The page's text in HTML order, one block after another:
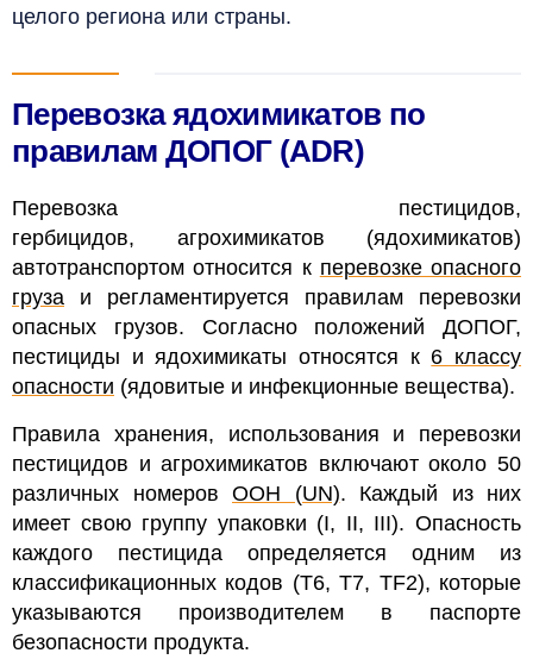
целого региона или страны.
Перевозка ядохимикатов по
правилам ДОПОГ (ADR)
Перевозка пестицидов,
гербицидов,
агрохимикатов (ядохимикатов)
автотранспортом относится к перевозке опасного
груза и регламентируется правилам перевозки
опасных грузов. Согласно положений ДОПОГ,
пестициды и ядохимикаты относятся к 6 классу
опасности (ядовитые и инфекционные вещества).
Правила хранения, использования и перевозки
пестицидов и агрохимикатов включают около 50
различных номеров ООН (UN). Каждый из них
имеет свою группу упаковки (I, II, III). Опасность
каждого пестицида определяется одним из
классификационных кодов (T6, T7, TF2), которые
указываются производителем в паспорте
безопасности продукта.